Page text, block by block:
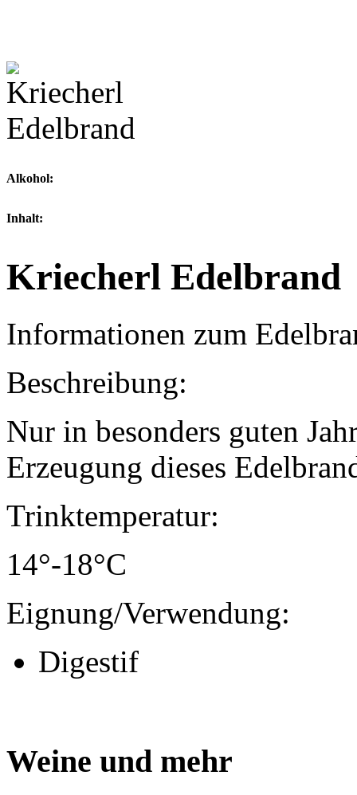
Alkohol:
Inhalt:
Kriecherl Edelbrand
Informationen zum
Beschreibung:
Nur in besonders guten
Erzeugung dieses
Trinktemperatur:
14°-18°C
Eignung/Verwendung:
Digestif
Weine und mehr